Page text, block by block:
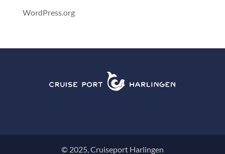
WordPress.org
© 2025, Cruiseport Harlingen